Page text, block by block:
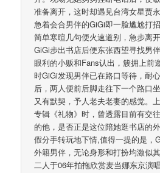
准备离开，这时却遇见台湾女星贾
急着会合男伴的GiGi即一脸尴尬打
简单寒暄几句便火速道别，急步离开
GiGi步出书店后便东张西望寻找男
眼利的小贩和Fans认出，簇拥上前
时GiGi发现男伴已在路口等待，耐
后，两人便前后脚走往下一个路口
又有默契，予人老夫老妻的感觉。
专辑《礼物》时，曾透露目前有交
的他，是否正是这位陪她逛书店的
假分手转玩地下情,值得一提的是，
外籍男伴，无论身形和打扮均激似
二人于06年拍拖欣赏麦当娜东京演